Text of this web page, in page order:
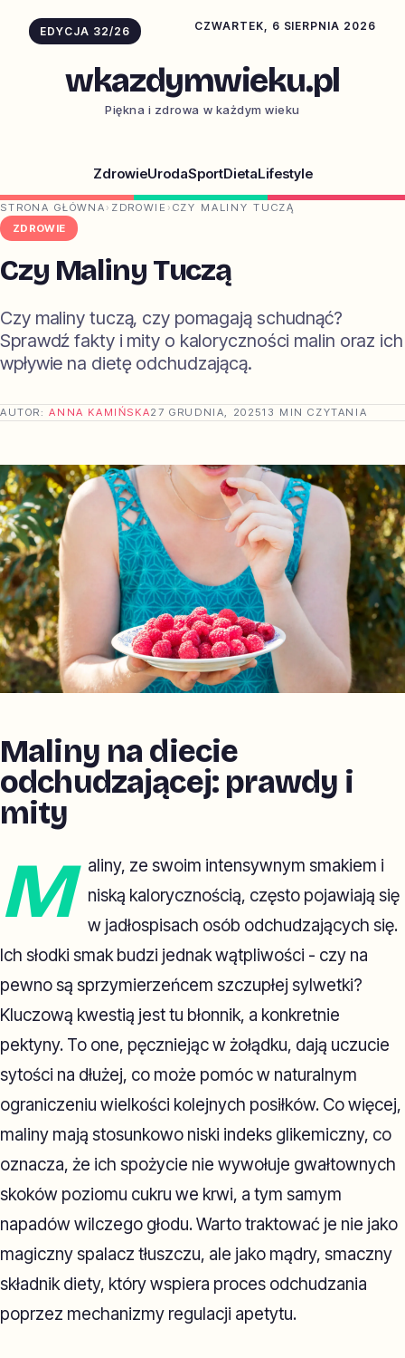
EDYCJA 32/26 CZWARTEK, 6 SIERPNIA 2026
wkazdymwieku.pl
Piękna i zdrowa w każdym wieku
ZdrowieUrodaSportDietaLifestyle
STRONA GŁÓWNA › ZDROWIE › CZY MALINY TUCZĄ
ZDROWIE
Czy Maliny Tuczą
Czy maliny tuczą, czy pomagają schudnąć?
Sprawdź fakty i mity o kaloryczności malin oraz ich
wpływie na dietę odchudzającą.
AUTOR:ANNA KAMIŃSKA27 GRUDNIA, 202513 MIN CZYTANIA
Maliny na diecie
odchudzającej: prawdy i
mity
M
aliny, ze swoim intensywnym smakiem i
niską kalorycznością, często pojawiają się
w jadłospisach osób odchudzających się.
Ich słodki smak budzi jednak wątpliwości - czy na
pewno są sprzymierzeńcem szczupłej sylwetki?
Kluczową kwestią jest tu błonnik, a konkretnie
pektyny. To one, pęczniejąc w żołądku, dają uczucie
sytości na dłużej, co może pomóc w naturalnym
ograniczeniu wielkości kolejnych posiłków. Co więcej,
maliny mają stosunkowo niski indeks glikemiczny, co
oznacza, że ich spożycie nie wywołuje gwałtownych
skoków poziomu cukru we krwi, a tym samym
napadów wilczego głodu. Warto traktować je nie jako
magiczny spalacz tłuszczu, ale jako mądry, smaczny
składnik diety, który wspiera proces odchudzania
poprzez mechanizmy regulacji apetytu.